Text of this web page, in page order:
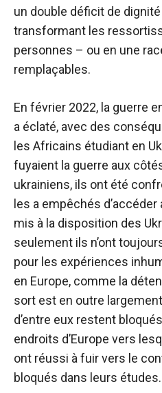
un double déficit de
transformant les
personnes – ou en une
remplaçables.
En février 2022, la guerre
a éclaté, avec des
les Africains étudiant en
fuyaient la guerre aux
ukrainiens, ils ont été
les a empêchés
mis à la disposition des
seulement ils n’ont
pour les expériences
en Europe, comme la
sort est en outre
d’entre eux restent
endroits d’Europe vers
ont réussi à fuir vers le
bloqués dans leurs études.